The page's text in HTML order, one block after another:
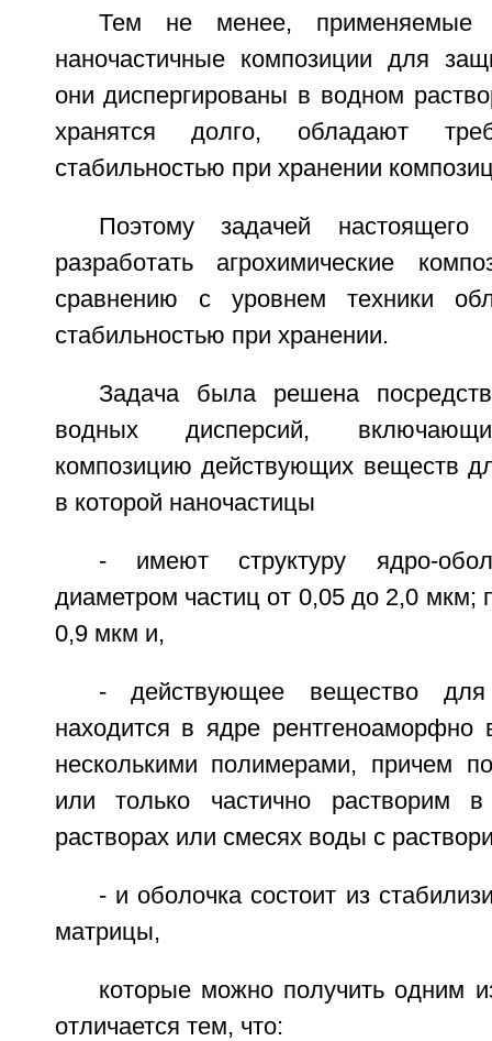
Тем не менее, применяемые
наночастичные композиции для
они диспергированы в водном
хранятся долго, обладают
стабильностью при хранении
Поэтому задачей настоящего
разработать агрохимические
сравнению с уровнем техники
стабильностью при хранении.
Задача была решена
водных дисперсий,
композицию действующих веществ
в которой наночастицы
- имеют структуру ядро-
диаметром частиц от 0,05 до 2,0 мкм;
0,9 мкм и,
- действующее вещество
находится в ядре
несколькими полимерами, причем
или только частично растворим
растворах или смесях воды с
- и оболочка состоит из
матрицы,
которые можно получить одним
отличается тем, что: